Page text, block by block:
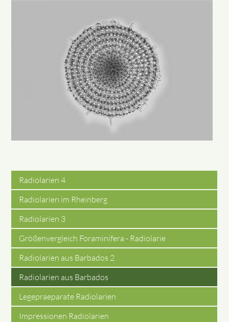
Radiolarien 4
Radiolarien im Rheinberg
Radiolarien 3
Größenvergleich Foraminifera - Radiolarie
Radiolarien aus Barbados 2
Radiolarien aus Barbados
Legepraeparate Radiolarien
Impressionen Radiolarien